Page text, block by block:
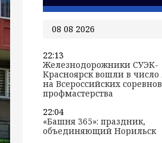
08 08 2026
22:13
Железнодорожники СУЭК-
Красноярск вошли в
на Всероссийских
профмастерства
22:04
«Башня 365»: праздник,
объединяющий Норильск